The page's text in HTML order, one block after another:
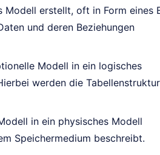
Modell erstellt, oft in Form eines
und deren Beziehungen
Modell in ein logisches
werden die
in ein physisches Modell
Speichermedium beschreibt.